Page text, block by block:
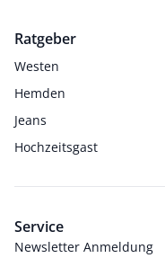
Ratgeber
Westen
Hemden
Jeans
Hochzeitsgast
Service
Newsletter Anmeldung